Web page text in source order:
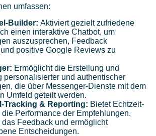
umfassen:
Builder: Aktiviert gezielt zufriedene
einen interaktive Chatbot, um
auszusprechen, Feedback
positive Google Reviews zu
Ermöglicht die Erstellung und
personalisierter und authentischer
die über Messenger-Dienste mit dem
Umfeld geteilt werden.
Tracking & Reporting: Bietet Echtzeit-
Performance der Empfehlungen,
Feedback und ermöglicht
Entscheidungen.